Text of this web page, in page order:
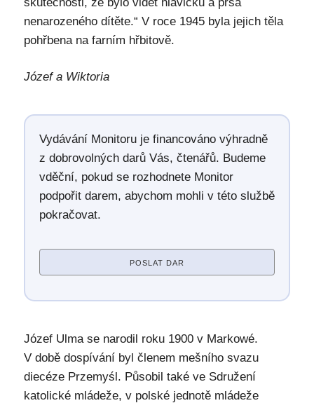
nenarozeného dítěte.“ V roce 1945 byla jejich těla
pohřbena na farním hřbitově.
Józef a Wiktoria
Vydávání Monitoru je financováno výhradně
z dobrovolných darů Vás, čtenářů. Budeme
vděční, pokud se rozhodnete Monitor
podpořit darem, abychom mohli v této službě
pokračovat.
POSLAT DAR
Józef Ulma se narodil roku 1900 v Markowé.
V době dospívání byl členem mešního svazu
diecéze Przemyśl. Působil také ve Sdružení
katolické mládeže, v polské jednotě mládeže